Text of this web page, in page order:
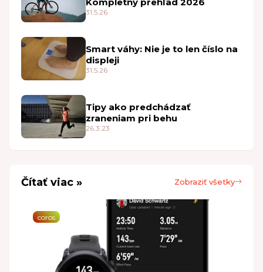
31.5.26
Smart váhy: Nie je to len číslo na
displeji
31.5.26
Tipy ako predchádzať
zraneniam pri behu
26.3.23
Čítať viac » Zobraziť všetky
coros